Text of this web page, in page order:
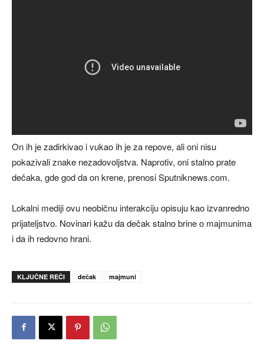
On ih je zadirkivao i vukao ih je za repove, ali oni nisu
pokazivali znake nezadovoljstva. Naprotiv, oni stalno prate
dečaka, gde god da on krene, prenosi Sputniknews.com.
Lokalni mediji ovu neobičnu interakciju opisuju kao izvanredno
prijateljstvo. Novinari kažu da dečak stalno brine o majmunima
i da ih redovno hrani.
KLJUČNE REČI dečak majmuni